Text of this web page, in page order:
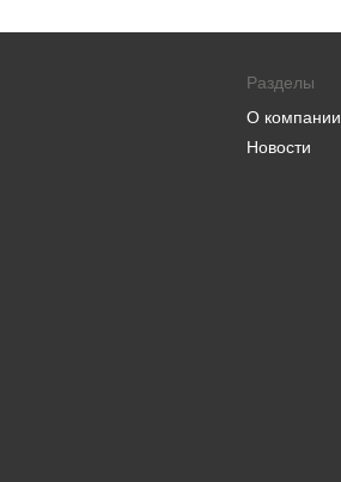
Разделы
О компании
Новости